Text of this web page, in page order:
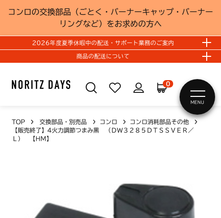
コンロの交換部品（ごとく・バーナーキャップ・バーナー
リングなど）をお求めの方へ
2026年度夏季休暇中の配送・サポート業務のご案内
商品の配送について
0
MENU
TOP 交換部品・別売品 コンロ
コンロ消耗部品その他
【販売終了】4火力調節つまみ黒 （ＤＷ３２８５ＤＴＳＳＶＥＲ／
Ｌ） 【HM】